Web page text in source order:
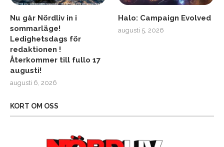
Nu går Nördliv in i
sommarläge!
Ledighetsdags för
redaktionen !
Återkommer till fullo 17
augusti!
augusti 6, 2026
Halo: Campaign Evolved
augusti 5, 2026
KORT OM OSS